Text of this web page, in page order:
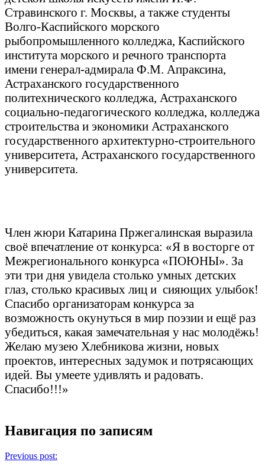
Стравинского г. Москвы, а также студенты
Волго-Каспийского морского
рыбопромышленного колледжа, Каспийского
института морского и речного транспорта
имени генерал-адмирала Ф.М. Апраксина,
Астраханского государственного
политехнического колледжа, Астраханского
социально-педагогического колледжа, колледжа
строительства и экономики Астраханского
государственного архитектурно-строительного
университета, Астраханского государственного
университета.
Член жюри Катарина Пржегалинская выразила
своё впечатление от конкурса: «Я в восторге от
Межрегионального конкурса «ПОЮНЫ». За
эти три дня увидела столько умных детских
глаз, столько красивых лиц и сияющих улыбок!
Спасибо организаторам конкурса за
возможность окунуться в мир поэзии и ещё раз
убедиться, какая замечательная у нас молодёжь!
Желаю музею Хлебникова жизни, новых
проектов, интересных задумок и потрясающих
идей. Вы умеете удивлять и радовать.
Спасибо!!!»
Навигация по записям
Previous post: